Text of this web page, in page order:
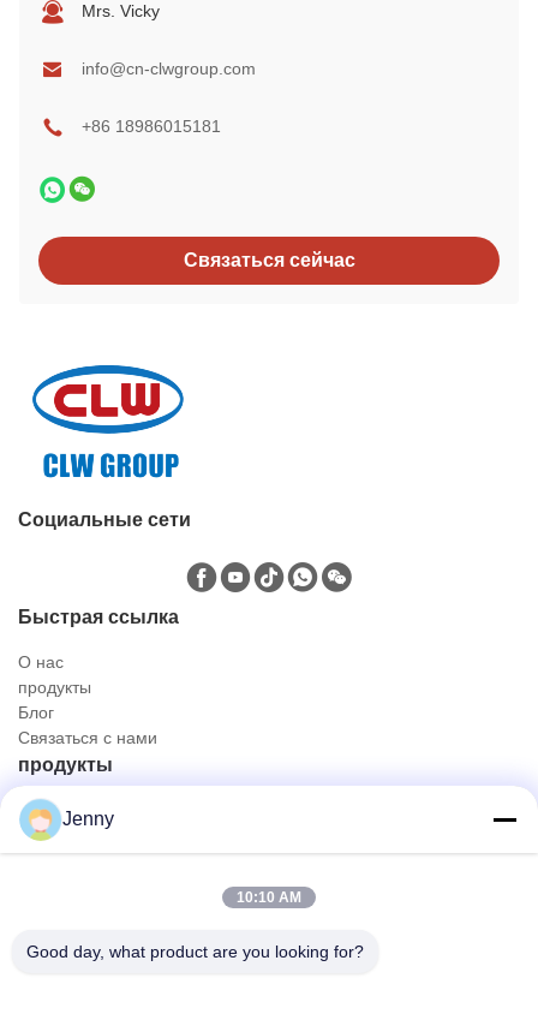
Mrs. Vicky
info@cn-clwgroup.com
+86 18986015181
Связаться сейчас
Социальные сети
Быстрая ссылка
О нас
продукты
Блог
Связаться с нами
продукты
Нефтяной и газовый грузовик
Санитарный грузовик
Гражданский внедорожник
Грузовик для перевозки сельскохозяйственных животных,
животных и продуктов питания
с тележки дороги
Jenny
10:10 AM
Good day, what product are you looking for?